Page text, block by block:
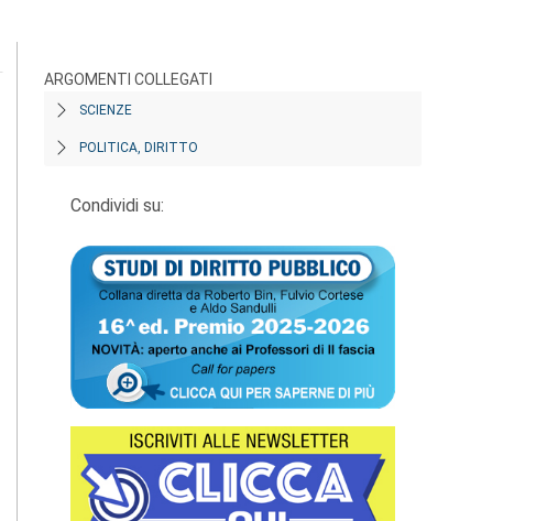
ARGOMENTI COLLEGATI
SCIENZE
POLITICA, DIRITTO
Condividi su: